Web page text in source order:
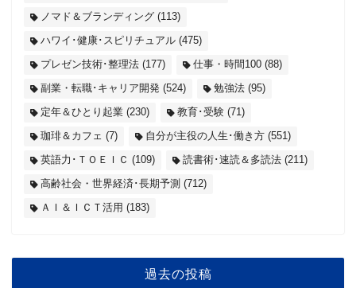
ノマド＆ブランディング (113)
ハワイ･健康･スピリチュアル (475)
プレゼン技術･整理法 (177) 仕事・時間100 (88)
副業・転職･キャリア開発 (524) 勉強法 (95)
定年＆ひとり起業 (230) 教育･受験 (71)
珈琲＆カフェ (7) 自分が主役の人生･働き方 (551)
英語力･ＴＯＥＩＣ (109) 読書術･速読＆多読法 (211)
高齢社会・世界経済･長期予測 (712)
ＡＩ＆ＩＣＴ活用 (183)
過去の投稿